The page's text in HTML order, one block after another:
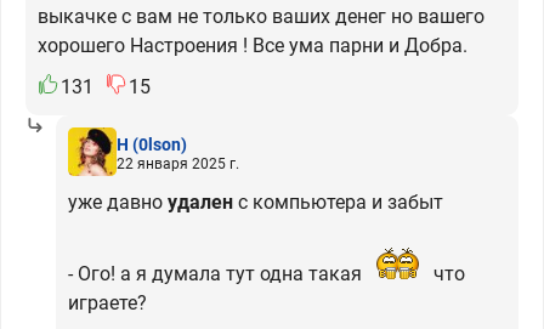
выкачке с вам не только ваших денег но вашего
хорошего Настроения ! Все ума парни и Добра.
131
15
H (0lson)
22 января 2025 г.
уже давно удален с компьютера и забыт
- Ого! а я думала тут одна такая
что
играете?